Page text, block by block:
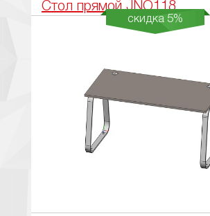
Стол прямой JNO118
скидка 5%